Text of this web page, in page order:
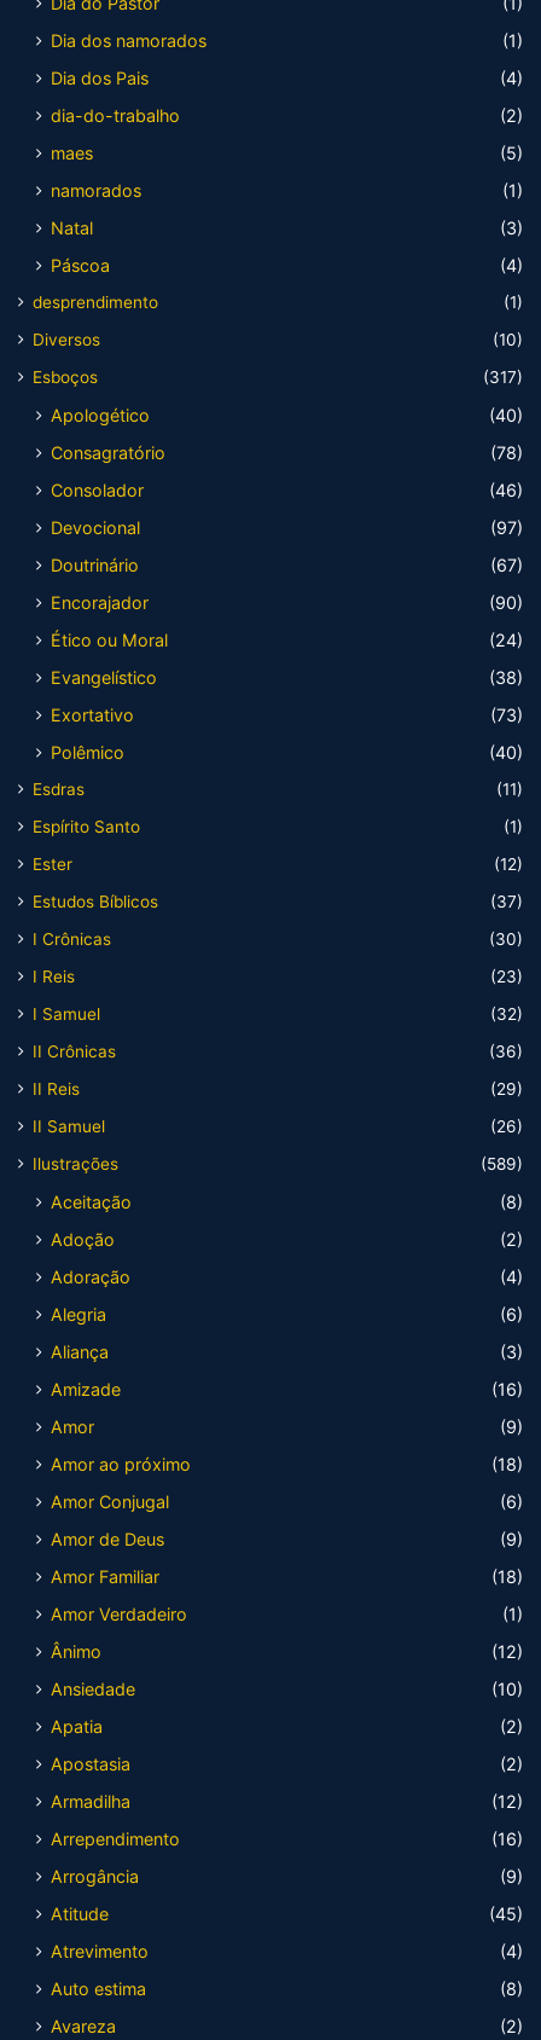
Dia dos namorados
(1)
Dia dos Pais
(4)
dia-do-trabalho
(2)
maes
(5)
namorados
(1)
Natal
(3)
Páscoa
(4)
desprendimento
(1)
Diversos
(10)
Esboços
(317)
Apologético
(40)
Consagratório
(78)
Consolador
(46)
Devocional
(97)
Doutrinário
(67)
Encorajador
(90)
Ético ou Moral
(24)
Evangelístico
(38)
Exortativo
(73)
Polêmico
(40)
Esdras
(11)
Espírito Santo
(1)
Ester
(12)
Estudos Bíblicos
(37)
I Crônicas
(30)
I Reis
(23)
I Samuel
(32)
II Crônicas
(36)
II Reis
(29)
II Samuel
(26)
Ilustrações
(589)
Aceitação
(8)
Adoção
(2)
Adoração
(4)
Alegria
(6)
Aliança
(3)
Amizade
(16)
Amor
(9)
Amor ao próximo
(18)
Amor Conjugal
(6)
Amor de Deus
(9)
Amor Familiar
(18)
Amor Verdadeiro
(1)
Ânimo
(12)
Ansiedade
(10)
Apatia
(2)
Apostasia
(2)
Armadilha
(12)
Arrependimento
(16)
Arrogância
(9)
Atitude
(45)
Atrevimento
(4)
Auto estima
(8)
Avareza
(2)